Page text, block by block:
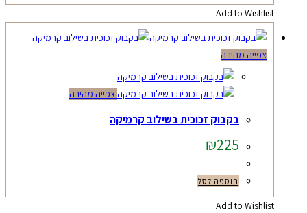
Add to Wishlist
צפייה מהירה
צפייה מהירה
בקבוק זכוכית בשילוב קרמיקה
₪225
הוספה לסל
Add to Wishlist